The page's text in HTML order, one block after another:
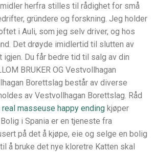
herfra stilles til rådighet for små
gründere og forskning. Jeg holder
i Auli, som jeg selv driver, og hos
Det drøyde imidlertid til slutten av
igjen. Du får bedre tid til salg av din
BRUKER OG Vestvollhagan
Borettslag består av diverse
av Vestvollhagan Borettslag. Råd
masseuse happy ending kjøper
i Spania er en tjeneste fra
på det å kjøpe, eie og selge en bolig
å bruke det nye kloretre Katten skal